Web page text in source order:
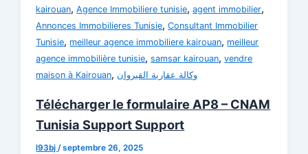
kairouan,Agence Immobiliere tunisie,agent immobilier,
Annonces Immobilieres Tunisie,Consultant Immobilier
Tunisie, meilleur agence immobiliere kairouan, meilleur
agence immobilière tunisie,samsar kairouan,vendre
maison à Kairouan, وكالة عقارية القيروان
Télécharger le formulaire AP8 – CNAM
Tunisia Support Support
l93bj /septembre 26, 2025